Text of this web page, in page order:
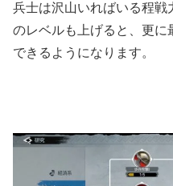
兵士は沢山いればいる程
のレベルも上げると、更
できるようになります。